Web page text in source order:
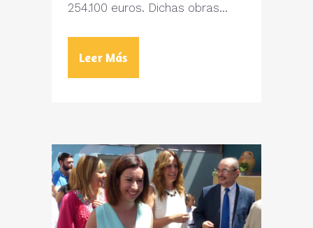
254.100 euros. Dichas obras...
Leer Más